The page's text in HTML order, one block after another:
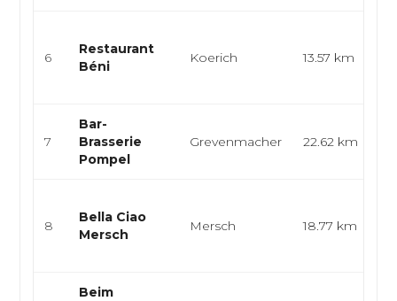
6
Restaurant
Béni
Koerich 13.57 km
7
Bar-
Brasserie
Pompel
Grevenmacher 22.62 km
8
Bella Ciao
Mersch
Mersch 18.77 km
Beim